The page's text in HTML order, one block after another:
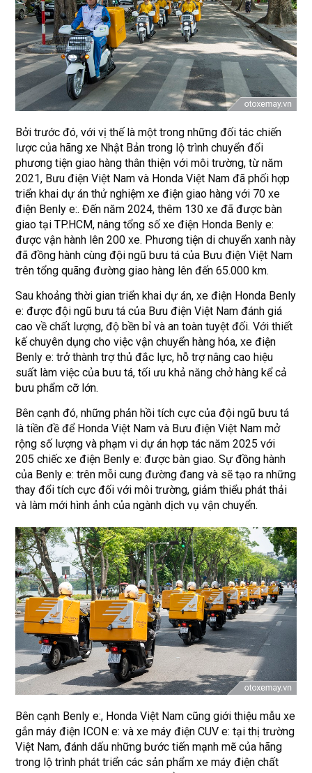
Bởi trước đó, với vị thế là một trong những đối tác chiến
lược của hãng xe Nhật Bản trong lộ trình chuyển đổi
phương tiện giao hàng thân thiện với môi trường, từ năm
2021, Bưu điện Việt Nam và Honda Việt Nam đã phối hợp
triển khai dự án thử nghiệm xe điện giao hàng với 70 xe
điện Benly e:. Đến năm 2024, thêm 130 xe đã được bàn
giao tại TP.HCM, nâng tổng số xe điện Honda Benly e:
được vận hành lên 200 xe. Phương tiện di chuyển xanh này
đã đồng hành cùng đội ngũ bưu tá của Bưu điện Việt Nam
trên tổng quãng đường giao hàng lên đến 65.000 km.
Sau khoảng thời gian triển khai dự án, xe điện Honda Benly
e: được đội ngũ bưu tá của Bưu điện Việt Nam đánh giá
cao về chất lượng, độ bền bỉ và an toàn tuyệt đối. Với thiết
kế chuyên dụng cho việc vận chuyển hàng hóa, xe điện
Benly e: trở thành trợ thủ đắc lực, hỗ trợ nâng cao hiệu
suất làm việc của bưu tá, tối ưu khả năng chở hàng kể cả
bưu phẩm cỡ lớn.
Bên cạnh đó, những phản hồi tích cực của đội ngũ bưu tá
là tiền đề để Honda Việt Nam và Bưu điện Việt Nam mở
rộng số lượng và phạm vi dự án hợp tác năm 2025 với
205 chiếc xe điện Benly e: được bàn giao. Sự đồng hành
của Benly e: trên mỗi cung đường đang và sẽ tạo ra những
thay đổi tích cực đối với môi trường, giảm thiểu phát thải
và làm mới hình ảnh của ngành dịch vụ vận chuyển.
Bên cạnh Benly e:, Honda Việt Nam cũng giới thiệu mẫu xe
gắn máy điện ICON e: và xe máy điện CUV e: tại thị trường
Việt Nam, đánh dấu những bước tiến mạnh mẽ của hãng
trong lộ trình phát triển các sản phẩm xe máy điện chất